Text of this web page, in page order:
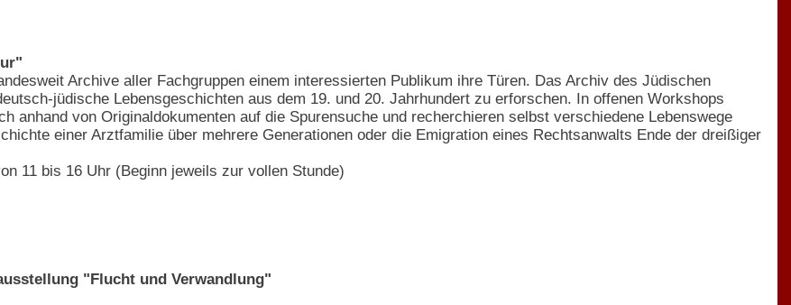
Archive aller Fachgruppen einem interessierten Publikum ihre Türen. Das Archiv des Jüdischen
jüdische Lebensgeschichten aus dem 19. und 20. Jahrhundert zu erforschen. In offenen Workshops
anhand von Originaldokumenten auf die Spurensuche und recherchieren selbst verschiedene Lebenswege
einer Arztfamilie über mehrere Generationen oder die Emigration eines Rechtsanwalts Ende der dreißiger
11 bis 16 Uhr (Beginn jeweils zur vollen Stunde)
"Flucht und Verwandlung"